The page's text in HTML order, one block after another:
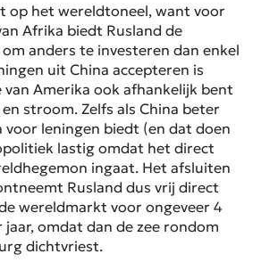
op het wereldtoneel, want voor
Afrika biedt Rusland de
anders te investeren dan enkel
uit China accepteren is
van Amerika ook afhankelijk bent
stroom. Zelfs als China beter
voor leningen biedt (en dat doen
lastig omdat het direct
ingaat. Het afsluiten
Rusland dus vrij direct
wereldmarkt voor ongeveer 4
jaar, omdat dan de zee rondom
dichtvriest.